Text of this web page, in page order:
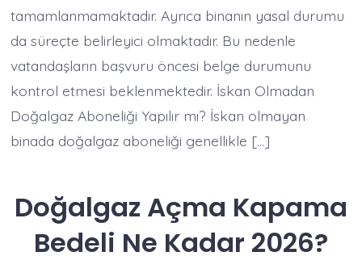
tamamlanmamaktadır. Ayrıca binanın yasal durumu
da süreçte belirleyici olmaktadır. Bu nedenle
vatandaşların başvuru öncesi belge durumunu
kontrol etmesi beklenmektedir. İskan Olmadan
Doğalgaz Aboneliği Yapılır mı? İskan olmayan
binada doğalgaz aboneliği genellikle […]
Doğalgaz Açma Kapama
Bedeli Ne Kadar 2026?